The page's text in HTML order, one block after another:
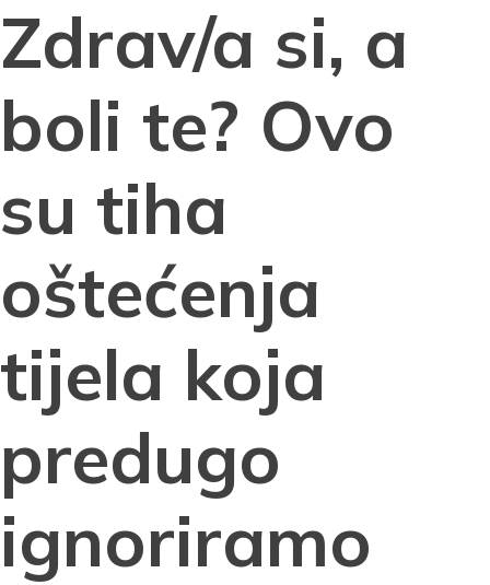
Zdrav/a si, a
boli te? Ovo
su tiha
oštećenja
tijela koja
predugo
ignoriramo